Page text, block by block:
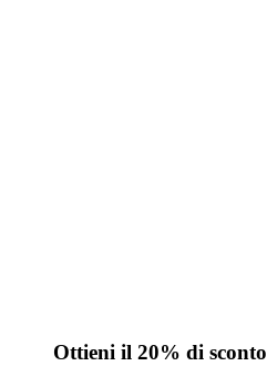
Ottieni il 20% di sconto